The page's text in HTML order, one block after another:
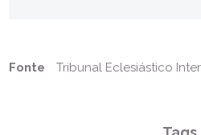
Fonte Tribunal Eclesiástico